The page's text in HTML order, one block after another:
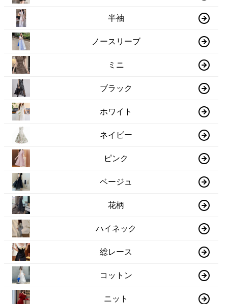
半袖
ノースリーブ
ミニ
ブラック
ホワイト
ネイビー
ピンク
ベージュ
花柄
ハイネック
総レース
コットン
ニット